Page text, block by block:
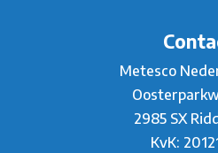
Metesco
2985 SX
KvK: